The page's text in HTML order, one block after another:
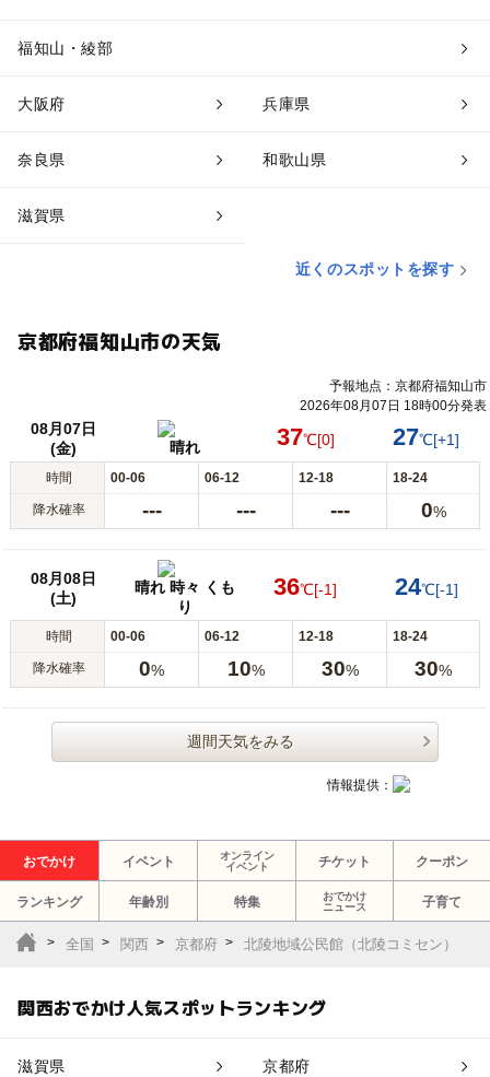
福知山・綾部
大阪府 兵庫県
奈良県 和歌山県
滋賀県
近くのスポットを探す
京都府福知山市の天気
予報地点：京都府福知山市
2026年08月07日 18時00分発表
08月07日
(金)
晴れ 37℃[0] 27℃[+1]
時間 00-06 06-12 12-18 18-24
降水確率 --- --- --- 0%
08月08日
(土)
晴れ 時々 くも
り
36℃[-1] 24℃[-1]
時間 00-06 06-12 12-18 18-24
降水確率 0% 10% 30% 30%
週間天気をみる
情報提供：
おでかけ イベント
オンライン
イベント
チケット クーポン
ランキング 年齢別 特集
おでかけ
ニュース
子育て
全国 関西 京都府 北陵地域公民館（北陵コミセン）
関西おでかけ人気スポットランキング
滋賀県 京都府